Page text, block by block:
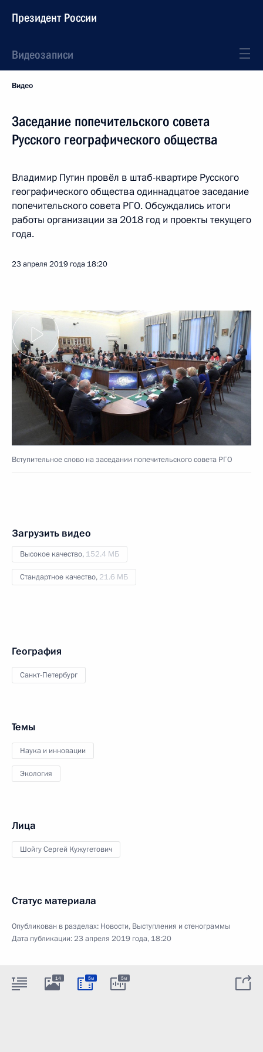
Президент России
Видеозаписи
Видео
Заседание попечительского совета
Русского географического общества
Владимир Путин провёл в штаб-квартире Русского
географического общества одиннадцатое заседание
попечительского совета РГО. Обсуждались итоги
работы организации за 2018 год и проекты текущего
года.
23 апреля 2019 года 18:20
Вступительное слово на заседании попечительского совета РГО
Загрузить видео
Высокое качество, 152.4 МБ
Стандартное качество, 21.6 МБ
География
Санкт-Петербург
Темы
Наука и инновации
Экология
Лица
Шойгу Сергей Кужугетович
Статус материала
Опубликован в разделах: Новости, Выступления и стенограммы
Дата публикации:23 апреля 2019 года, 18:20
14 5м 5м